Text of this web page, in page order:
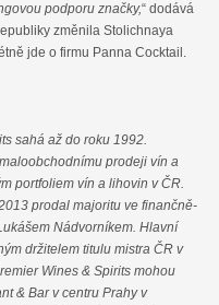
podporu značky,“ dodává
změnila Stolichnaya
jde o firmu Panna Cocktail.
sahá až do roku 1992.
prodeji vín a
portfoliem vín a lihovin v ČR.
prodal majoritu ve finančně-
Nádvorníkem. Hlavní
držitelem titulu mistra ČR v
Wines & Spirits mohou
& Bar v centru Prahy v